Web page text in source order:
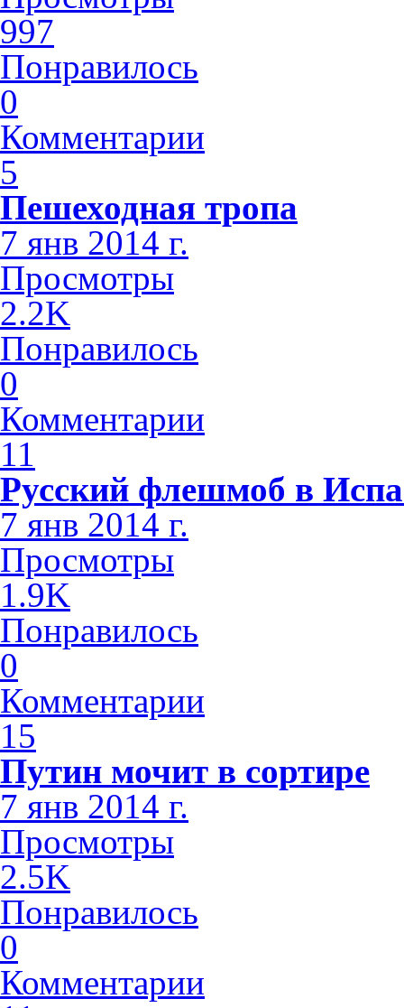
997
Понравилось
0
Комментарии
5
Пешеходная тропа
7 янв 2014 г.
Просмотры
2.2K
Понравилось
0
Комментарии
11
Русский флешмоб в
7 янв 2014 г.
Просмотры
1.9K
Понравилось
0
Комментарии
15
Путин мочит в сортире
7 янв 2014 г.
Просмотры
2.5K
Понравилось
0
Комментарии